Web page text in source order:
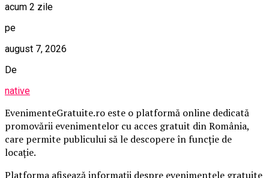
acum 2 zile
pe
august 7, 2026
De
native
EvenimenteGratuite.ro este o platformă online dedicată
promovării evenimentelor cu acces gratuit din România,
care permite publicului să le descopere în funcție de
locație.
Platforma afișează informații despre evenimentele gratuite